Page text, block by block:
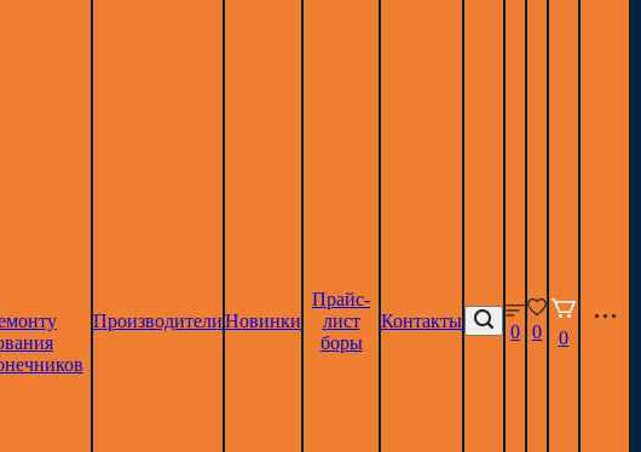
ПроизводителиНовинки
Прайс-
лист
боры
Контакты
0 0 0